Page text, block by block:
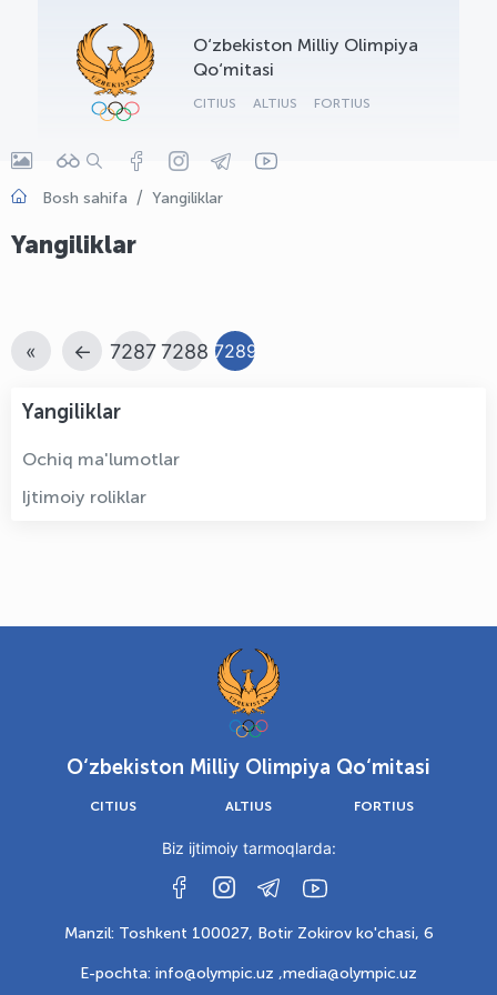
O‘zbekiston Milliy Olimpiya
Qo‘mitasi
CITIUS ALTIUS FORTIUS
Bosh sahifa Yangiliklar
Yangiliklar
« ← 72877288 7289
Yangiliklar
Ochiq ma'lumotlar
Ijtimoiy roliklar
O‘zbekiston Milliy Olimpiya Qo‘mitasi
CITIUS ALTIUS FORTIUS
Biz ijtimoiy tarmoqlarda:
Manzil: Toshkent 100027, Botir Zokirov ko'chasi, 6
E-pochta: info@olympic.uz ,media@olympic.uz
OLYMPCHIK AI - yordamchi
Onlayn · olympic.uz